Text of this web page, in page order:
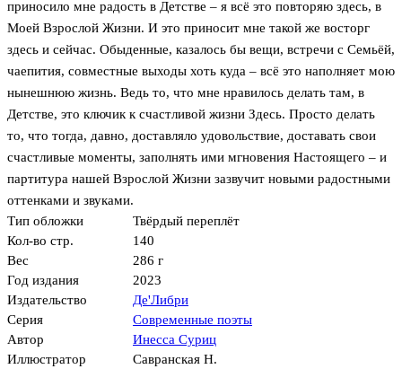
приносило мне радость в Детстве – я всё это повторяю здесь, в
Моей Взрослой Жизни. И это приносит мне такой же восторг
здесь и сейчас. Обыденные, казалось бы вещи, встречи с Семьёй,
чаепития, совместные выходы хоть куда – всё это наполняет мою
нынешнюю жизнь. Ведь то, что мне нравилось делать там, в
Детстве, это ключик к счастливой жизни Здесь. Просто делать
то, что тогда, давно, доставляло удовольствие, доставать свои
счастливые моменты, заполнять ими мгновения Настоящего – и
партитура нашей Взрослой Жизни зазвучит новыми радостными
оттенками и звуками.
Тип обложки
Твёрдый переплёт
Кол-во стр.
140
Вес
286 г
Год издания
2023
Издательство
Де'Либри
Серия
Современные поэты
Автор
Инесса Суриц
Иллюстратор
Савранская Н.